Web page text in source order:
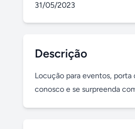
31/05/2023
Descrição
Locução para eventos,
conosco e se surpreenda